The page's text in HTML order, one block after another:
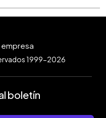
1999-2026
boletín